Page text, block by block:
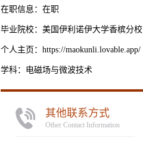
在职信息：在职
毕业院校：美国伊利诺伊大学香槟分校
个人主页：https://maokunli.lovable.app/
学科：电磁场与微波技术
其他联系方式
Other Contact Information